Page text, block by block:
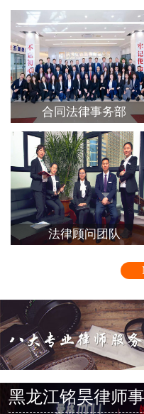
合同法律事务部
法律顾问团队
黑龙江铭昊律师